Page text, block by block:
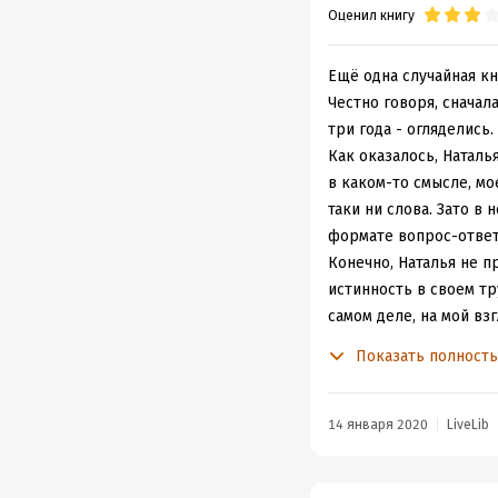
смеешься над
Во-вторых начинает
может случиться с
абъюза, унижений,
- обрастешь жиром,
Либо сделаешь рывок
неважно от кого,
встанешь на ноги и
Лучше быть
Собственно, чем
Отдельно хочу
Оценил книгу
Ещё одна случайная
Честно говоря,
три года - огляделись.
Как оказалось,
в каком-то смысле,
таки ни слова. Зато в
формате вопрос-
Конечно, Наталья не
истинность в своем
самом деле, на мой
были причиной всех
Показать
14 января 2020 LiveLib